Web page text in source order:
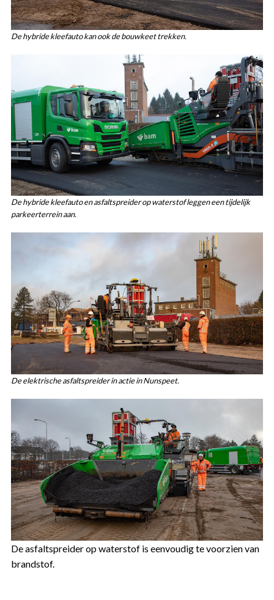
De hybride kleefauto kan ook de bouwkeet trekken.
De hybride kleefauto en asfaltspreider op waterstof leggen een tijdelijk
parkeerterrein aan.
De elektrische asfaltspreider in actie in Nunspeet.
De asfaltspreider op waterstof is eenvoudig te voorzien van
brandstof.